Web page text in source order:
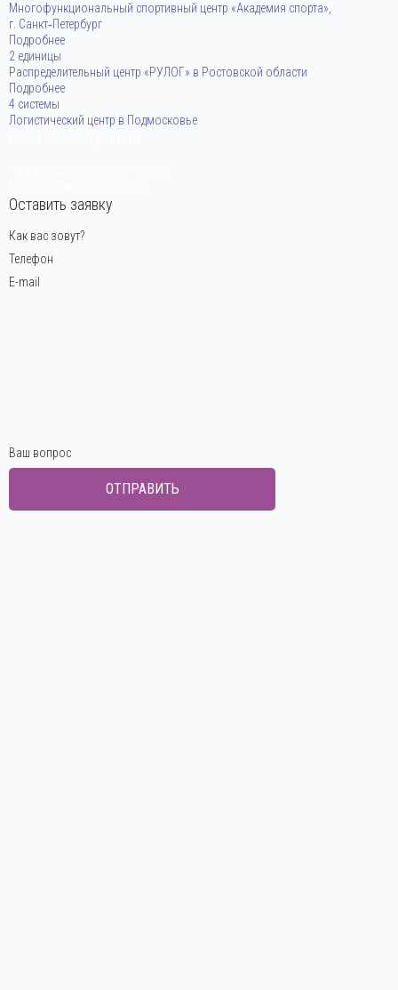
Многофункциональный спортивный центр «Академия спорта»,
г. Санкт‑Петербург
Подробнее
2 единицы
Распределительный центр «РУЛОГ» в Ростовской области
Подробнее
4 системы
Логистический центр в Подмосковье
Оставить заявку
Как вас зовут?
Телефон
E-mail
Ваш вопрос
ОТПРАВИТЬ